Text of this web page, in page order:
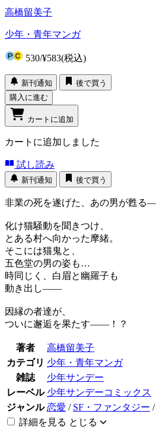
高橋留美子
少年・青年マンガ
530/¥583(税込)
新刊通知
後で買う
購入に進む
カートに追加
カートに追加しました
試し読み
新刊通知 後で買う
非業の死を遂げた、あの男が甦る
化け猫騒動を聞きつけ、
とある村へ向かった摩緒。
そこには猫鬼と、
五色堂の男の姿も…
時同じく、白眉と幽羅子も
動き出し――
因縁の者達が、
ついに邂逅を果たす――！？
著者
高橋留美子
カテゴリ 少年・青年マンガ
雑誌
少年サンデー
レーベル 少年サンデーコミックス
ジャンル 恋愛 / SF・ファンタジー /
詳細を見る とじる